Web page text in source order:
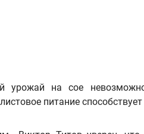
урожай на сое
питание